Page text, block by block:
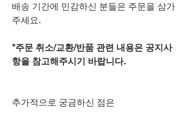
배송 기간에 민감하신 분들은 주문을 삼가
주세요.
*주문 취소/교환/반품 관련 내용은 공지사
항을 참고해주시기 바랍니다.
추가적으로 궁금하신 점은